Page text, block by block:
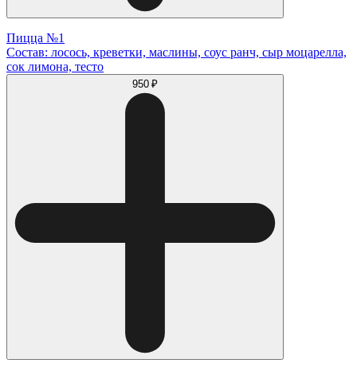
Пицца №1
Состав: лосось, креветки, маслины, соус ранч, сыр моцарелла,
сок лимона, тесто
950 ₽